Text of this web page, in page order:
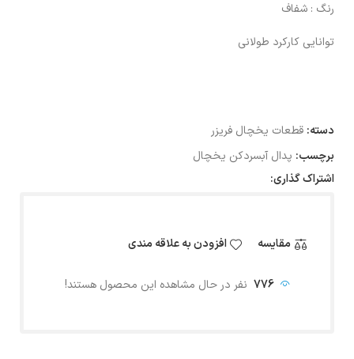
رنگ : شفاف
توانایی کارکرد طولانی
دسته: قطعات یخچال فریزر
برچسب: پدال آبسردکن یخچال
اشتراک گذاری:
مقایسه افزودن به علاقه مندی
776 نفر در حال مشاهده این محصول هستند!